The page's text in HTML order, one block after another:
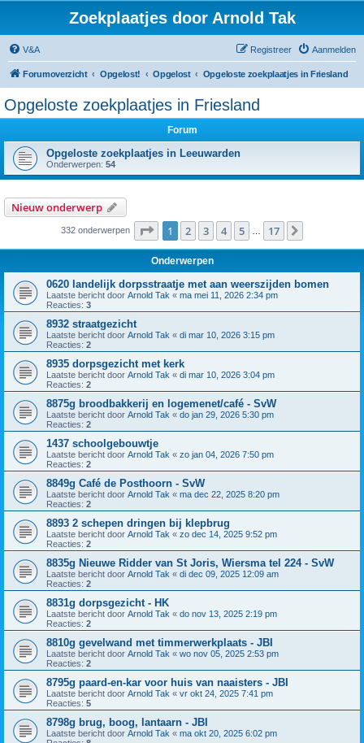
Zoekplaatjes door Arnold Tak
V&A Aanmelden
Registreer
Forumoverzicht Opgelost! Opgelost Opgeloste zoekplaatjes in Friesland
Opgeloste zoekplaatjes in Friesland
Forum
Opgeloste zoekplaatjes in Leeuwarden
Onderwerpen: 54
Nieuw onderwerp
332 onderwerpen Pagina van 17
1 2 3 4 5 17
Onderwerpen
0620 landelijk dorpsstraatje met aan weerszijden bomen
Laatste bericht door Arnold Tak « ma mei 11, 2026 2:34 pm
Reacties: 3
8932 straatgezicht
Laatste bericht door Arnold Tak « di mar 10, 2026 3:15 pm
Reacties: 2
8935 dorpsgezicht met kerk
Laatste bericht door Arnold Tak « di mar 10, 2026 3:04 pm
Reacties: 2
8875g broodbakkerij en logemenet/café - SvW
Laatste bericht door Arnold Tak « do jan 29, 2026 5:30 pm
Reacties: 2
1437 schoolgebouwtje
Laatste bericht door Arnold Tak « zo jan 04, 2026 7:50 pm
Reacties: 2
8849g Café de Posthoorn - SvW
Laatste bericht door Arnold Tak « ma dec 22, 2025 8:20 pm
Reacties: 2
8893 2 schepen dringen bij klepbrug
Laatste bericht door Arnold Tak « zo dec 14, 2025 9:52 pm
Reacties: 2
8835g Nieuwe Ridder van St Joris, Wiersma tel 224 - SvW
Laatste bericht door Arnold Tak « di dec 09, 2025 12:09 am
Reacties: 2
8831g dorpsgezicht - HK
Laatste bericht door Arnold Tak « do nov 13, 2025 2:19 pm
Reacties: 2
8810g gevelwand met timmerwerkplaats - JBI
Laatste bericht door Arnold Tak « wo nov 05, 2025 2:53 pm
Reacties: 2
8795g paard-en-kar voor huis van naaisters - JBI
Laatste bericht door Arnold Tak « vr okt 24, 2025 7:41 pm
Reacties: 5
8798g brug, boog, lantaarn - JBI
Laatste bericht door Arnold Tak « ma okt 20, 2025 6:02 pm